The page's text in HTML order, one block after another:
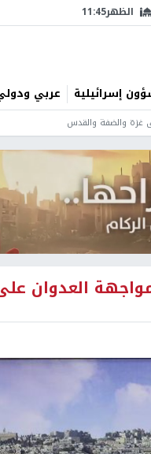
الظهر11:45
إسرائيلية عربي
غزة والضفة والقدس
العدوان